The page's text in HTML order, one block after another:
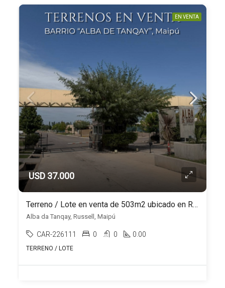
EN VENTA
USD 37.000
Terreno / Lote en venta de 503m2 ubicado en Russell
Alba da Tanqay, Russell, Maipú
CAR-226111 0 0 0.00
TERRENO / LOTE